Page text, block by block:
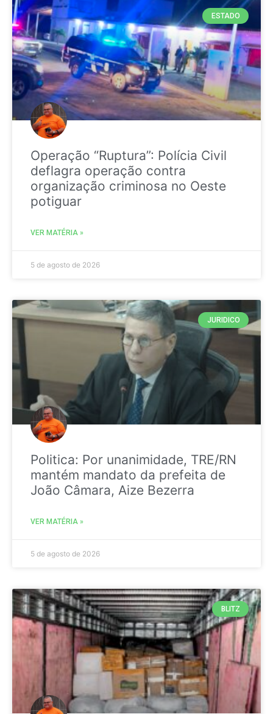
ESTADO
Operação “Ruptura”: Polícia Civil
deflagra operação contra
organização criminosa no Oeste
potiguar
VER MATÉRIA »
5 de agosto de 2026
JURIDICO
Politica: Por unanimidade, TRE/RN
mantém mandato da prefeita de
João Câmara, Aize Bezerra
VER MATÉRIA »
5 de agosto de 2026
BLITZ